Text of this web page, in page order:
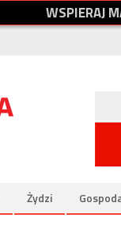
WSPIERAJM
Żydzi